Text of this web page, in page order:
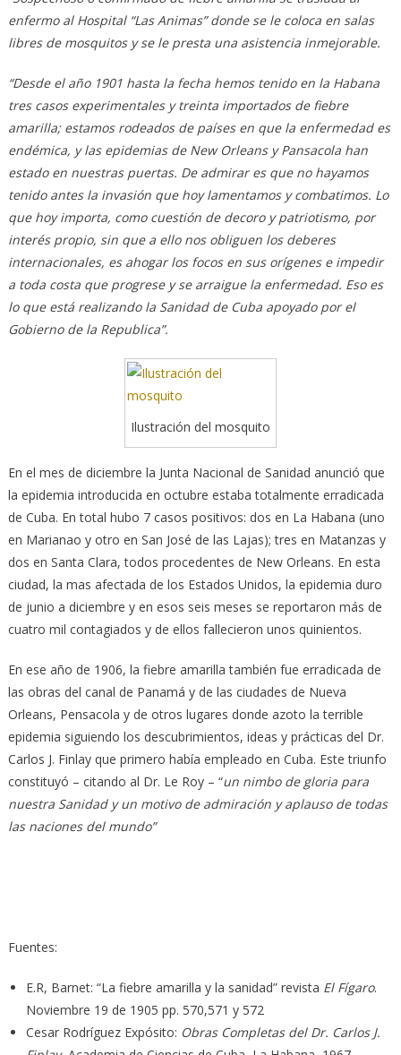
enfermo al Hospital “Las Animas” donde se le coloca en salas
libres de mosquitos y se le presta una asistencia inmejorable.
“Desde el año 1901 hasta la fecha hemos tenido en la Habana
tres casos experimentales y treinta importados de fiebre
amarilla; estamos rodeados de países en que la enfermedad es
endémica, y las epidemias de New Orleans y Pansacola han
estado en nuestras puertas. De admirar es que no hayamos
tenido antes la invasión que hoy lamentamos y combatimos. Lo
que hoy importa, como cuestión de decoro y patriotismo, por
interés propio, sin que a ello nos obliguen los deberes
internacionales, es ahogar los focos en sus orígenes e impedir
a toda costa que progrese y se arraigue la enfermedad. Eso es
lo que está realizando la Sanidad de Cuba apoyado por el
Gobierno de la Republica”.
Ilustración del mosquito
En el mes de diciembre la Junta Nacional de Sanidad anunció que
la epidemia introducida en octubre estaba totalmente erradicada
de Cuba. En total hubo 7 casos positivos: dos en La Habana (uno
en Marianao y otro en San José de las Lajas); tres en Matanzas y
dos en Santa Clara, todos procedentes de New Orleans. En esta
ciudad, la mas afectada de los Estados Unidos, la epidemia duro
de junio a diciembre y en esos seis meses se reportaron más de
cuatro mil contagiados y de ellos fallecieron unos quinientos.
En ese año de 1906, la fiebre amarilla también fue erradicada de
las obras del canal de Panamá y de las ciudades de Nueva
Orleans, Pensacola y de otros lugares donde azoto la terrible
epidemia siguiendo los descubrimientos, ideas y prácticas del Dr.
Carlos J. Finlay que primero había empleado en Cuba. Este triunfo
constituyó – citando al Dr. Le Roy – “un nimbo de gloria para
nuestra Sanidad y un motivo de admiración y aplauso de todas
las naciones del mundo”
Fuentes:
E.R, Barnet: “La fiebre amarilla y la sanidad” revista El Fígaro.
Noviembre 19 de 1905 pp. 570,571 y 572
Cesar Rodríguez Expósito: Obras Completas del Dr. Carlos J.